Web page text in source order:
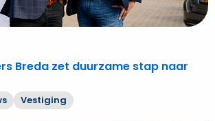
Breda zet duurzame stap naar
Vestiging